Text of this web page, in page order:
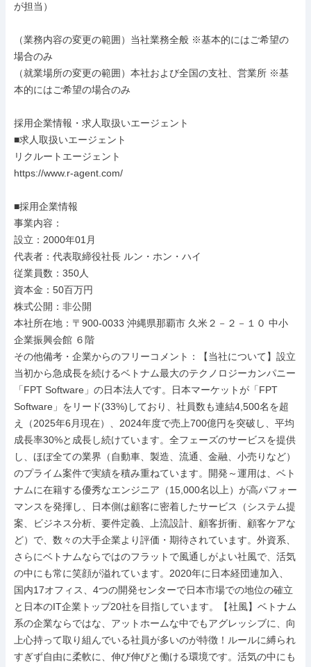
が担当）
（業務内容の変更の範囲）当社業務全般 ※基本的にはご希望の
場合のみ
（就業場所の変更の範囲）本社および全国の支社、営業所 ※基
本的にはご希望の場合のみ
採用企業情報・求人取扱いエージェント
■求人取扱いエージェント
リクルートエージェント
https://www.r-agent.com/
■採用企業情報
事業内容：
設立：2000年01月
代表者：代表取締役社長 ルン・ホン・ハイ
従業員数：350人
資本金：50百万円
株式公開：非公開
本社所在地：〒900-0033 沖縄県那覇市 久米２－２－１０ 中小
企業振興会館 ６階
その他備考・企業からのフリーコメント：【当社について】設立
当初から急成長を続けるベトナム最大のテクノロジーカンパニー
「FPT Software」の日本法人です。日本マーケットが「FPT
Software」をリード(33%)しており、社員数も連結4,500名を超
え（2025年6月現在）、2024年度で売上700億円を突破し、平均
成長率30%と成長し続けています。全フェーズのサービスを提供
し、ほぼ全ての業界（自動車、製造、流通、金融、小売りなど）
のプライム案件で実績を積み重ねています。開発～運用は、ベト
ナムに在籍する優秀なエンジニア（15,000名以上）が高パフォー
マンスを発揮し、日本側は顧客に密着したサービス（システム提
案、ビジネス分析、要件定義、上流設計、顧客折衝、顧客ケアな
ど）で、数々の大手企業より評価・期待されています。外資系、
さらにベトナムならではのフラットで風通しがよい社風で、活気
の中にも常に笑顔が溢れています。2020年に日本経団連加入、
国内17オフィス、4つの開発センターで日本市場での地位の確立
と日本のIT企業トップ20社を目指しています。【社風】ベトナム
系の企業ならではな、アットホームな中でもアグレッシブに、向
上心持って取り組んでいる社員が多いのが特徴！ルールに縛られ
すぎず自由に柔軟に、伸び伸びと働ける環境です。活気の中にも